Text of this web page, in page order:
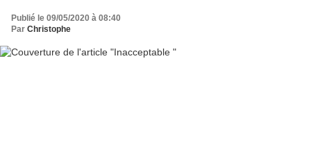
Publié le 09/05/2020 à 08:40
Par Christophe